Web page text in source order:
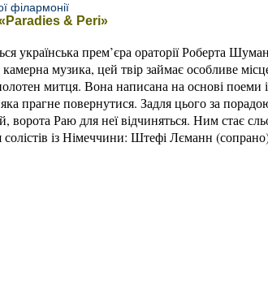
філармонії
& Peri»
українська прем’єра ораторії Роберта
музика, цей твір займає особливе
митця. Вона написана на основі поеми
прагне повернутися. Задля цього за
Раю для неї відчиняться. Ним стає
солістів із Німеччини: Штефі Лєманн